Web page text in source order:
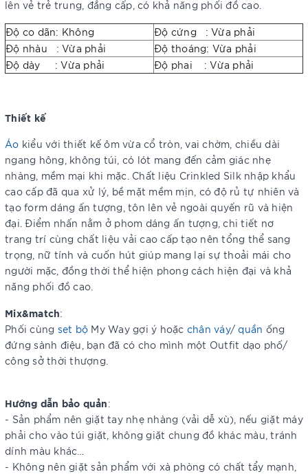
lên vẻ trẻ trung, đẳng cấp, có khả năng phối đồ cao.
Độ co dãn: Không
Độ cứng : Vừa phải
Độ nhàu : Vừa phải
Độ thoáng: Vừa phải
Độ dày : Vừa phải
Độ phai : Vừa phải
Thiết kế
Áo kiểu với thiết kế ôm vừa cổ tròn, vai chờm, chiều dài
ngang hông, không túi, có lót mang đến cảm giác nhẹ
nhàng, mềm mại khi mặc. Chất liệu Crinkled Silk nhập khẩu
cao cấp đã qua xử lý, bề mặt mềm mịn, có độ rủ tự nhiên và
tạo form dáng ấn tượng, tôn lên vẻ ngoài quyến rũ và hiện
đại. Điểm nhấn nằm ở phom dáng ấn tượng, chi tiết nơ
trang trí cùng chất liệu vải cao cấp tạo nên tổng thể sang
trọng, nữ tính và cuốn hút giúp mang lại sự thoải mái cho
người mặc, đồng thời thể hiện phong cách hiện đại và khả
năng phối đồ cao.
Mix&match:
Phối cùng set bộ My Way gợi ý hoặc chân váy/quần ống
đứng sành điệu, bạn đã có cho mình một Outfit dạo phố/
công sở thời thượng.
Hướng dẫn bảo quản:
- Sản phẩm nên giặt tay nhẹ nhàng (vải dễ xù), nếu giặt máy
phải cho vào túi giặt, không giặt chung đồ khác màu, tránh
dính màu khác…
- Không nên giặt sản phẩm với xà phòng có chất tẩy mạnh,